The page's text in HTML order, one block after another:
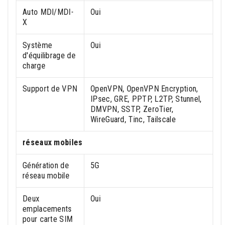
Auto MDI/MDI-
X
Oui
Système
d'équilibrage de
charge
Oui
Support de VPN
OpenVPN, OpenVPN Encryption,
IPsec, GRE, PPTP, L2TP, Stunnel,
DMVPN, SSTP, ZeroTier,
WireGuard, Tinc, Tailscale
réseaux mobiles
Génération de
réseau mobile
5G
Deux
emplacements
pour carte SIM
Oui